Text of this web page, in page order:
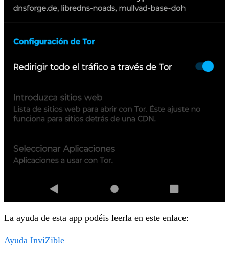
La ayuda de esta app podéis leerla en este enlace:
Ayuda InviZible